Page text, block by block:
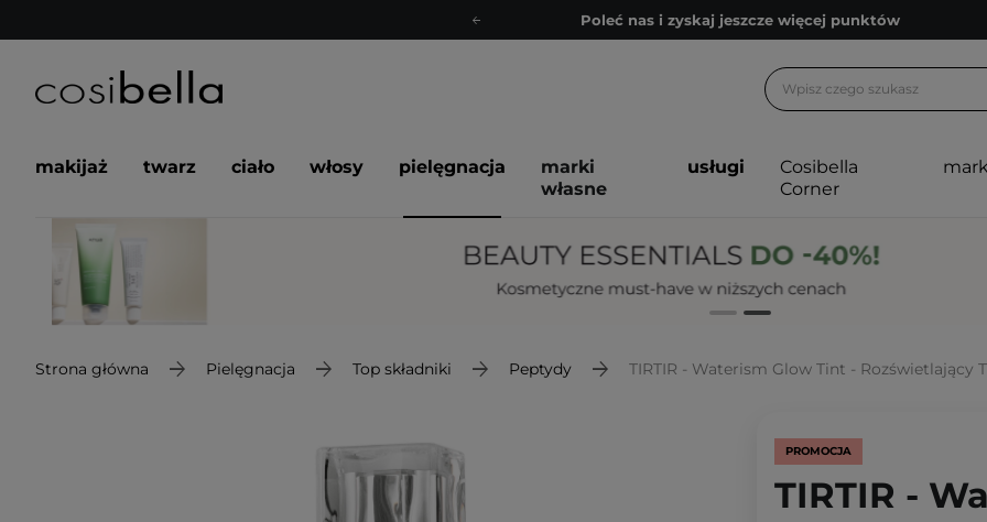
Poleć nas i zyskaj jeszcze więcej punktów
Bezpłatne konsultacje kosmetologiczne
Poleć nas i zyskaj jeszcze więcej punktów
makijaż twarz ciało włosy pielęgnacja
marki
własne
usługi
Cosibella
Corner
Strona główna Pielęgnacja Top składniki Peptydy TIRTIR - Waterism Glow Tint - Rozświetlający
PROMOCJA
TIRTIR -